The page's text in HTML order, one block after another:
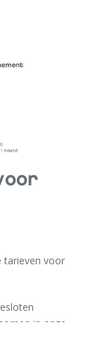
tarieven voor
in onze